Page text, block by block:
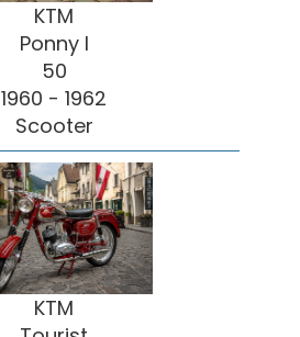
KTM
Ponny I
50
1960 - 1962
Scooter
KTM